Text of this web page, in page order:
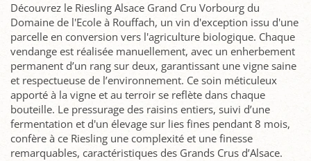
Découvrez le Riesling Alsace Grand Cru Vorbourg du
Domaine de l'Ecole à Rouffach, un vin d'exception issu d'une
parcelle en conversion vers l'agriculture biologique. Chaque
vendange est réalisée manuellement, avec un enherbement
permanent d’un rang sur deux, garantissant une vigne saine
et respectueuse de l’environnement. Ce soin méticuleux
apporté à la vigne et au terroir se reflète dans chaque
bouteille. Le pressurage des raisins entiers, suivi d’une
fermentation et d'un élevage sur lies fines pendant 8 mois,
confère à ce Riesling une complexité et une finesse
remarquables, caractéristiques des Grands Crus d’Alsace.